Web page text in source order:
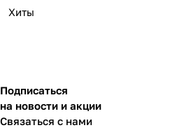
Хиты
Подписаться
на новости и акции
Связаться с нами